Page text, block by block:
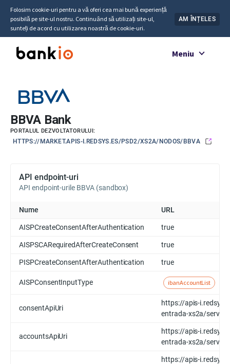
Folosim cookie-uri pentru a vă oferi cea mai bună experiență
posibilă pe site-ul nostru. Continuând să utilizați site-ul,
sunteți de acord cu utilizarea noastră de cookie-uri.
AM ÎNȚELES
Meniu
BBVA Bank
PORTALUL DEZVOLTATORULUI:
HTTPS://MARKET.APIS-I.REDSYS.ES/PSD2/XS2A/NODOS/BBVA
API endpoint-uri
API endpoint-urile BBVA (sandbox)
Nume URL
AISPCreateConsentAfterAuthentication true
AISPSCARequiredAfterCreateConsent true
PISPCreateConsentAfterAuthentication true
AISPConsentInputType ibanAccountList
consentApiUri
https://apis-
entrada-xs2a/
accountsApiUri
https://apis-
entrada-xs2a/
https://apis-